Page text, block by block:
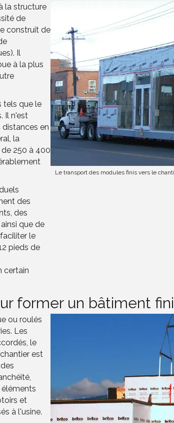
la structure
de
construit de
Il
à la plus
tels que le
Il n'est
en
la
250 à 400
des
des
que de
le
pieds de
certain
Le transport des modules finis vers le
former un bâtiment fini
ou roulés
Les
le
est
et
à l'usine.